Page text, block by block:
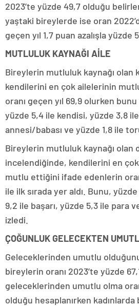
2023’te yüzde 49,7 olduğu
yaştaki bireylerde ise oran
geçen yıl 1,7 puan azalışla yüzde
MUTLULUK KAYNAĞI AİLE
Bireylerin mutluluk kaynağı olan
kendilerini en çok ailelerinin
oranı geçen yıl 69,9 olurken
yüzde 5,4 ile kendisi, yüzde 3,8
annesi/babası ve yüzde 1,8 ile
Bireylerin mutluluk kaynağı olan
incelendiğinde, kendilerini en çok
mutlu ettiğini ifade edenlerin
ile ilk sırada yer aldı. Bunu,
9,2 ile başarı, yüzde 5,3 ile para
izledi.
ÇOĞUNLUK GELECEKTEN
Geleceklerinden umutlu
bireylerin oranı 2023’te yüzde
geleceklerinden umutlu olma
olduğu hesaplanırken kadınlarda